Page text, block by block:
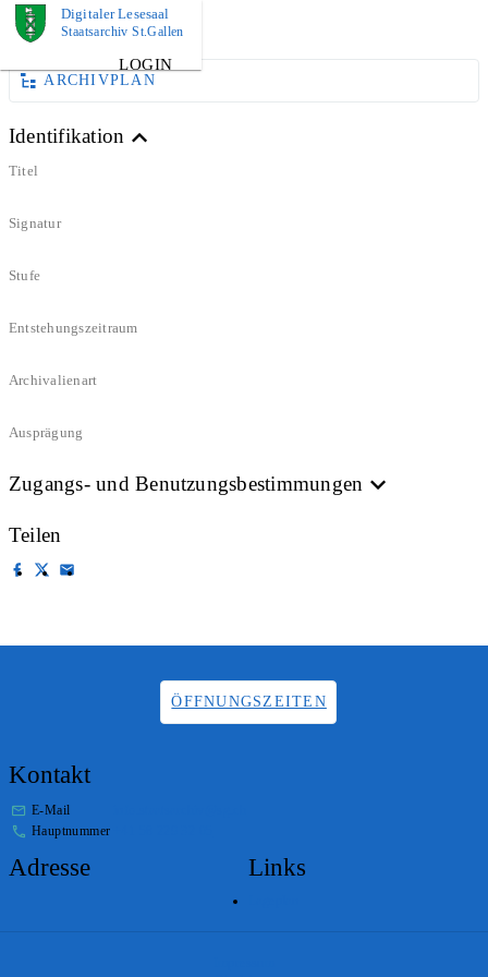
Digitaler Lesesaal
Staatsarchiv St.Gallen
LOGIN
DOKUMENT
ARCHIVPLAN
Identifikation
Titel
Signatur
Stufe
Entstehungszeitraum
Archivalienart
Ausprägung
Zugangs- und Benutzungsbestimmungen
Teilen
ÖFFNUNGSZEITEN
Kontakt
E-Mail
Hauptnummer
Adresse Links